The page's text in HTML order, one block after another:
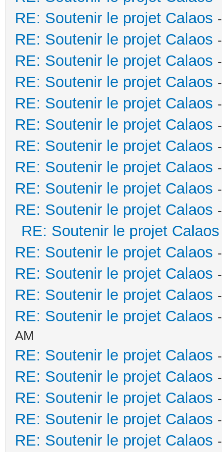
RE: Soutenir le projet Calaos
RE: Soutenir le projet Calaos
RE: Soutenir le projet Calaos
RE: Soutenir le projet Calaos
RE: Soutenir le projet Calaos
RE: Soutenir le projet Calaos
RE: Soutenir le projet Calaos
RE: Soutenir le projet Calaos
RE: Soutenir le projet Calaos
RE: Soutenir le projet Calaos
RE: Soutenir le projet Calaos
RE: Soutenir le projet Calaos
RE: Soutenir le projet Calaos
RE: Soutenir le projet Calaos
RE: Soutenir le projet Calaos
AM
RE: Soutenir le projet Calaos
RE: Soutenir le projet Calaos
RE: Soutenir le projet Calaos
RE: Soutenir le projet Calaos
RE: Soutenir le projet Calaos